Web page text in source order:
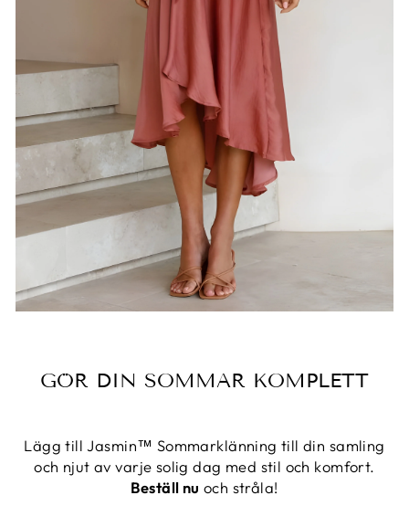
GÖR DIN SOMMAR KOMPLETT
Lägg till Jasmin™ Sommarklänning till din samling
och njut av varje solig dag med stil och komfort.
Beställ nu och stråla!